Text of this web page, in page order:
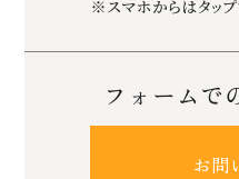
フォームで
お問